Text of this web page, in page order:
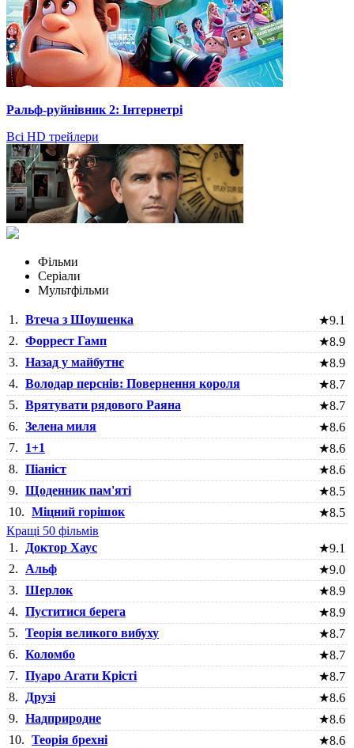
Ральф-руйнівник 2: Інтернетрі
Всі HD трейлери
Фільми
Серіали
Мультфільми
1. Втеча з Шоушенка ★9.1
2. Форрест Гамп ★8.9
3. Назад у майбутнє ★8.9
4. Володар перснів: Повернення короля ★8.7
5. Врятувати рядового Раяна ★8.7
6. Зелена миля ★8.6
7.
1+1 ★8.6
8. Піаніст ★8.6
9. Щоденник пам'яті ★8.5
10. Міцний горішок ★8.5
Кращі 50 фільмів
1.
Доктор Хаус ★9.1
2.
Альф ★9.0
3. Шерлок ★8.9
4. Пуститися берега ★8.9
5. Теорія великого вибуху ★8.7
6. Коломбо ★8.7
7. Пуаро Агати Крісті ★8.7
8.
Друзі ★8.6
9. Надприродне ★8.6
10. Теорія брехні ★8.6